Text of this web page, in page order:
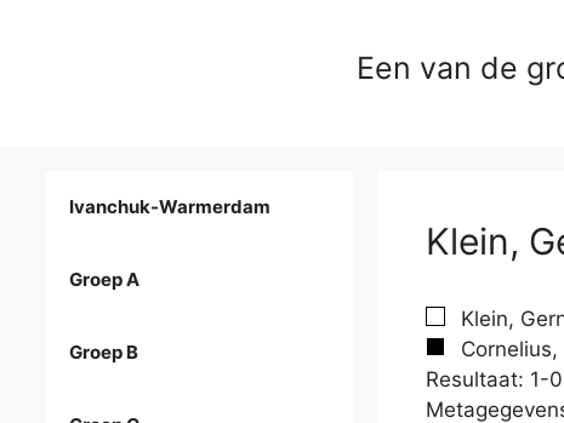
Een van de
Klein,
Klein,
Resultaat: 1-0
Ivanchuk-Warmerdam
Groep A
Groep B